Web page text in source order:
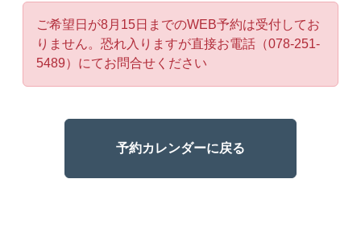
ご希望日が8月15日までのWEB予約は受付してお
りません。恐れ入りますが直接お電話（078-251-
5489）にてお問合せください
予約カレンダーに戻る